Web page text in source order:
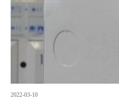
2022-03-10